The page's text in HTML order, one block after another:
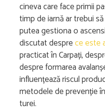
cineva care face primii
timp de iarnă ar trebui
putea gestiona o
discutat desprece este
practicat în Carpați,
despre formarea
influențează riscul
metodele de prevenție
turei.